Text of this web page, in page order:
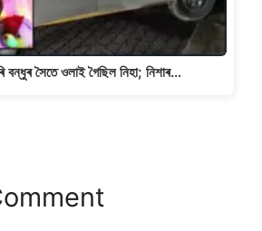
বন্ধুৰ সৈতে ওলাই গৈছিল নিহা; নিশাৰ…